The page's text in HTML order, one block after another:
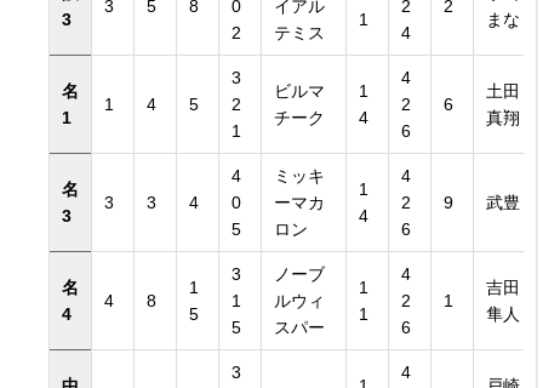
3
3 5 8
0
2
イアル
テミス
1
2
4
2
まな
名
1
1 4 5
3
2
1
ビルマ
チーク
1
4
4
2
6
6
土田
真翔
名
3
3 3 4
4
0
5
ミッキ
ーマカ
ロン
1
4
4
2
6
9 武豊
名
4
4 8
1
5
3
1
5
ノーブ
ルウィ
スパー
1
1
4
2
6
1
吉田
隼人
3
4